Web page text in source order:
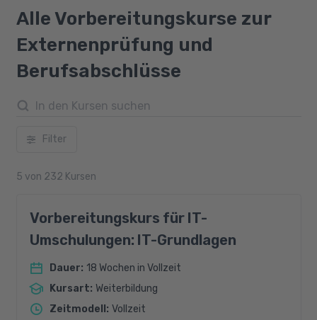
Alle Vorbereitungskurse zur
Externenprüfung und
Berufsabschlüsse
Filter
5 von 232 Kursen
Vorbereitungskurs für IT-
Umschulungen: IT-Grundlagen
Dauer: 18 Wochen in Vollzeit
Kursart: Weiterbildung
Zeitmodell : Vollzeit